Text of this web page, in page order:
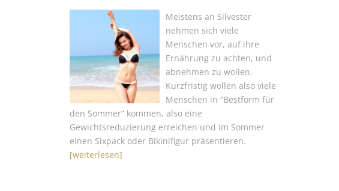
Meistens an Silvester
nehmen sich viele
Menschen vor, auf ihre
Ernährung zu achten, und
abnehmen zu wollen.
Kurzfristig wollen also viele
Menschen in “Bestform für
den Sommer” kommen, also eine
Gewichtsreduzierung erreichen und im Sommer
einen Sixpack oder Bikinifigur präsentieren.
[weiterlesen]